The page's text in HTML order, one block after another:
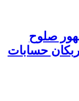
صلوح
حسابات